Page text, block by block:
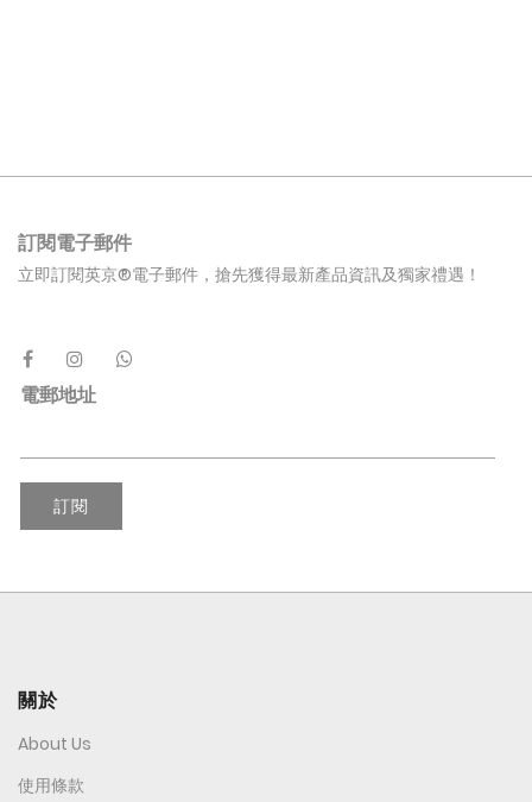
訂閱電子郵件
立即訂閱英京®電子郵件，搶先獲得最新產品資訊及獨家禮遇！
電郵地址
訂閱
關於
About Us
使用條款